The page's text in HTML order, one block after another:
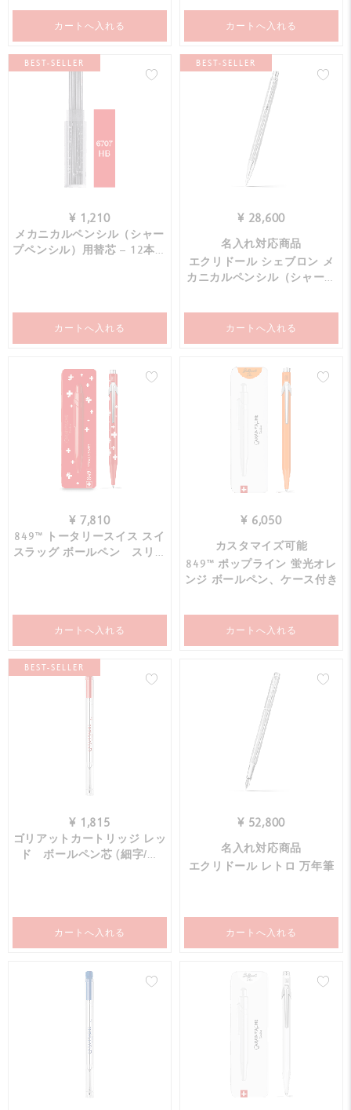
カートへ入れる カートへ入れる
BEST-SELLER
¥ 1,210
メカニカルペンシル（シャー
プペンシル）用替芯 – 12本入
カートへ入れる
BEST-SELLER
¥ 28,600
名入れ対応商品
エクリドール シェブロン メ
カニカルペンシル（シャープ
カートへ入れる
¥ 7,810
849™ トータリースイス スイ
スラッグ ボールペン スリム
カートへ入れる
¥ 6,050
カスタマイズ可能
849™ ポップライン 蛍光オレ
ンジ ボールペン、ケース付き
カートへ入れる
BEST-SELLER
¥ 1,815
ゴリアットカートリッジ レッ
ド ボールペン芯 (細字/中
カートへ入れる
¥ 52,800
名入れ対応商品
エクリドール レトロ 万年筆
カートへ入れる